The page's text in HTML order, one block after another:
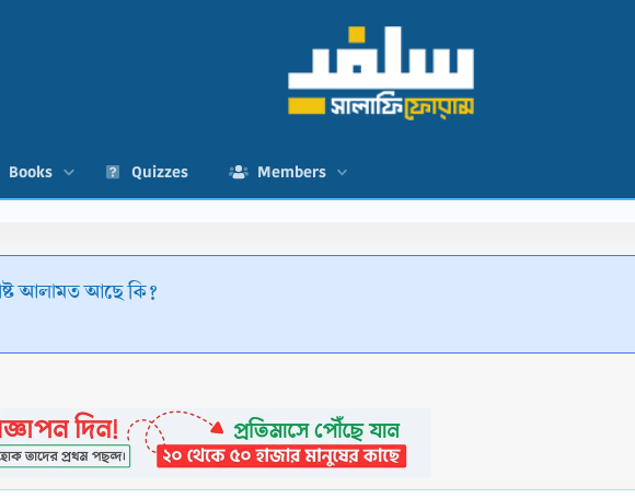
Books Quizzes Members
আলামত আছে কি?